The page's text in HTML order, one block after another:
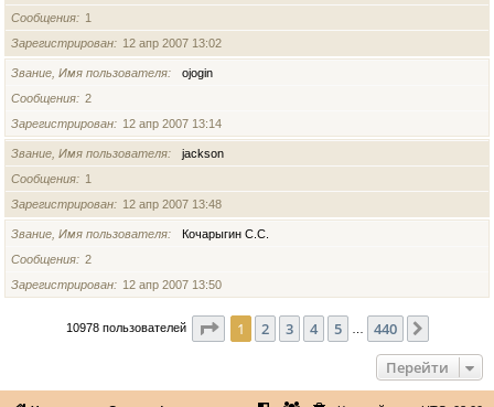
Сообщения
1
Зарегистрирован
12 апр 2007 13:02
Звание, Имя пользователя
ojogin
Сообщения
2
Зарегистрирован
12 апр 2007 13:14
Звание, Имя пользователя
jackson
Сообщения
1
Зарегистрирован
12 апр 2007 13:48
Звание, Имя пользователя
Кочарыгин С.С.
Сообщения
2
Зарегистрирован
12 апр 2007 13:50
10978 пользователей Страница из 440
1 2 3 4 5 440
Перейти